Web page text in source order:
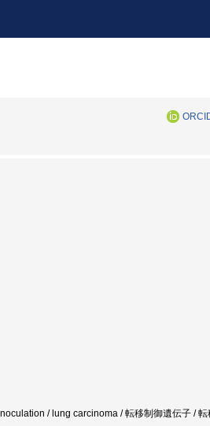
/ lung carcinoma / 転移制御遺伝子 / 転